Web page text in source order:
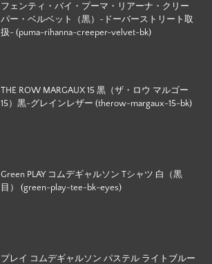
フェンティ・バイ・プーマ・リアーナ・クリー
パー・ベルベット（黒）-ドーバーストリート取
扱- (puma-rihanna-creeper-velvet-bk)
THE ROW MARGAUX 15 黒（ザ・ロウ マルゴー
15）黒-グレインレザー (therow-margaux-15-bk)
Green PLAY コムデギャルソン Tシャツ 白（黒
目） (green-play-tee-bk-eyes)
プレイ コムデギャルソン パステル ライトブルー